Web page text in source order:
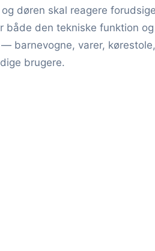
døren skal reagere
både den tekniske funktion
barnevogne, varer,
brugere.